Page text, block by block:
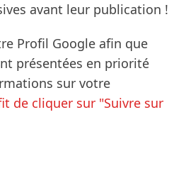
avant leur publication !
Profil Google afin que
présentées en priorité
sur votre
de cliquer sur "Suivre sur